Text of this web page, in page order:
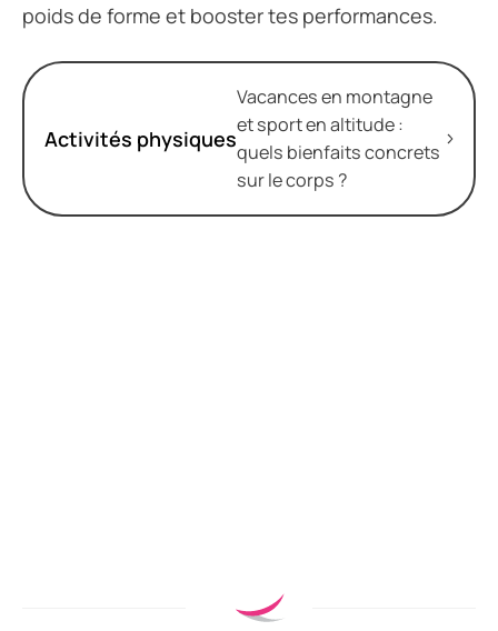
poids de forme et booster tes performances.
Activités physiques
Vacances en montagne
et sport en altitude :
quels bienfaits concrets
sur le corps ?